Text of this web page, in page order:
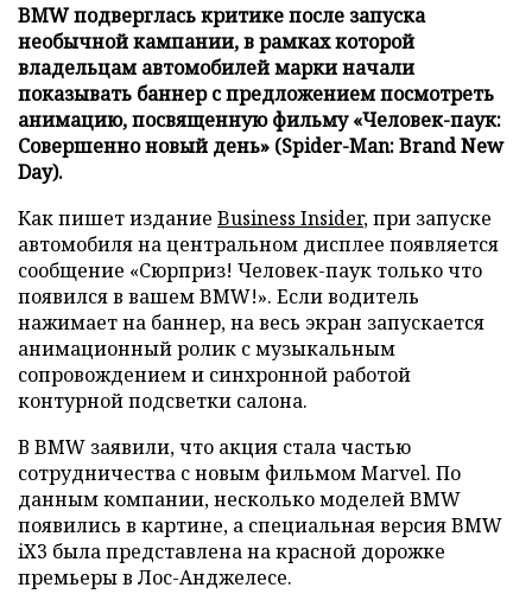
BMW подверглась критике после запуска
необычной кампании, в рамках которой
владельцам автомобилей марки начали
показывать баннер с предложением посмотреть
анимацию, посвященную фильму «Человек-паук:
Совершенно новый день» (Spider-Man: Brand New
Day).
Как пишет издание Business Insider, при запуске
автомобиля на центральном дисплее появляется
сообщение «Сюрприз! Человек-паук только что
появился в вашем BMW!». Если водитель
нажимает на баннер, на весь экран запускается
анимационный ролик с музыкальным
сопровождением и синхронной работой
контурной подсветки салона.
В BMW заявили, что акция стала частью
сотрудничества с новым фильмом Marvel. По
данным компании, несколько моделей BMW
появились в картине, а специальная версия BMW
iX3 была представлена на красной дорожке
премьеры в Лос-Анджелесе.